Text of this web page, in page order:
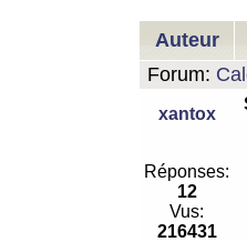
Auteur
Forum:
xantox
Réponses:
12
Vus:
216431